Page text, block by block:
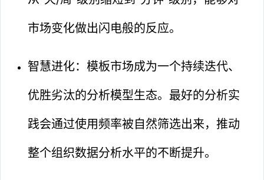
市场变化做出闪电般的反应。
智慧进化：模板市场成为一个持续迭代、
优胜劣汰的分析模型生态。最好的分析实
践会通过使用频率被自然筛选出来，推动
整个组织数据分析水平的不断提升。